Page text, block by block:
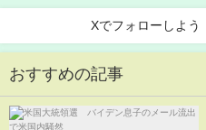
Xでフォローしよう
おすすめの記事